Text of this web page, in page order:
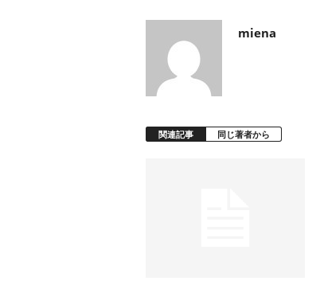
miena
関連記事 同じ著者から